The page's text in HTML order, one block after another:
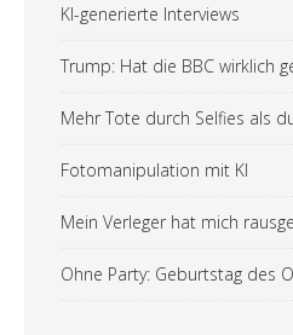
KI-generierte Interviews
Trump: Hat die BBC wirklich
Mehr Tote durch Selfies als
Fotomanipulation mit KI
Mein Verleger hat mich
Ohne Party: Geburtstag des